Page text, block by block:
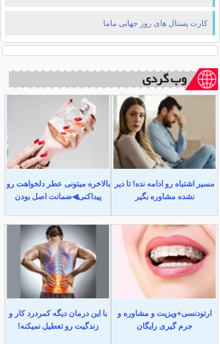
کارت پستال های روز جهانی ماما
مسیر اشتباه رو ادامه نده! تا دیر
نشده مشاوره بگیر
بالاخره میتونی عطر دلخواهت رو
پیداکنی◀ضمانت اصل بودن
ارتودنسی+ویزیت و مشاوره و
جرم گیری رایگان
با این درمان دیگه کمردرد کار و
زندگیت رو تعطیل نمیکنه!